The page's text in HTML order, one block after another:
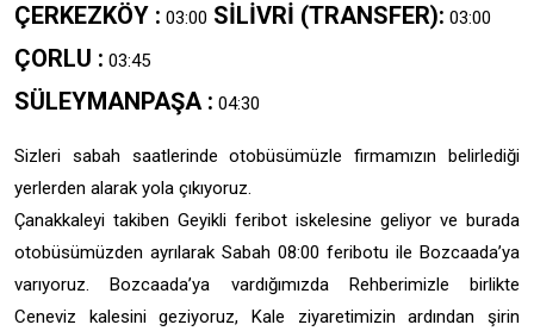
ÇERKEZKÖY : 03:00 SİLİVRİ (TRANSFER): 03:00
ÇORLU : 03:45
SÜLEYMANPAŞA : 04:30
Sizleri sabah saatlerinde otobüsümüzle firmamızın belirlediği
yerlerden alarak yola çıkıyoruz.
Çanakkaleyi takiben Geyikli feribot iskelesine geliyor ve burada
otobüsümüzden ayrılarak Sabah 08:00 feribotu ile Bozcaada’ya
varıyoruz. Bozcaada’ya vardığımızda Rehberimizle birlikte
Ceneviz kalesini geziyoruz, Kale ziyaretimizin ardından şirin